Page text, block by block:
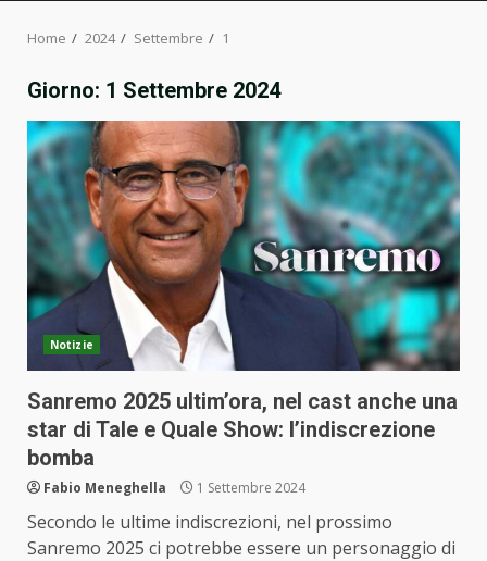
Home 2024 Settembre 1
Giorno: 1 Settembre 2024
Notizie
Sanremo 2025 ultim’ora, nel cast anche una
star di Tale e Quale Show: l’indiscrezione
bomba
Fabio Meneghella 1 Settembre 2024
Secondo le ultime indiscrezioni, nel prossimo
Sanremo 2025 ci potrebbe essere un personaggio di